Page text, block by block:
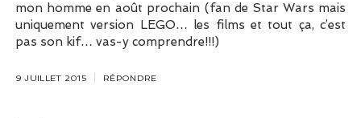
mon homme en août prochain (fan de Star Wars mais
uniquement version LEGO… les films et tout ça, c’est
pas son kif… vas-y comprendre!!!)
9 JUILLET 2015 RÉPONDRE